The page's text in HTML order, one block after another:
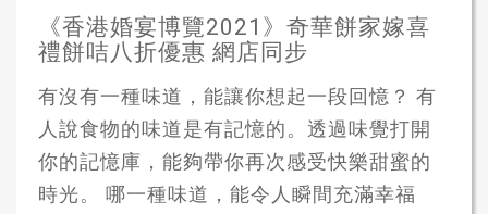
《香港婚宴博覽2021》奇華餅家嫁喜
禮餅咭八折優惠 網店同步
有沒有一種味道，能讓你想起一段回憶？ 有
人說食物的味道是有記憶的。透過味覺打開
你的記憶庫，能夠帶你再次感受快樂甜蜜的
時光。 哪一種味道，能令人瞬間充滿幸福